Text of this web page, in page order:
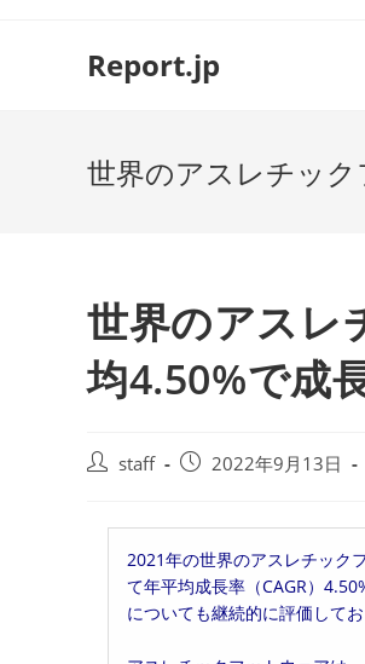
Report.jp
世界のアスレチッ
世界のアスレ
均4.50%で成
投
staff
投
日:
2022年9月13日
2021年の世界のアスレチック
て年平均成長率（CAGR）
についても継続的に評価して